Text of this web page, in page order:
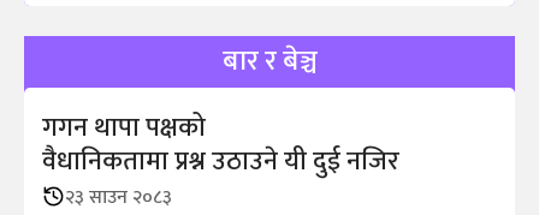
बार र बेञ्च
गगन थापा पक्षको
वैधानिकतामा प्रश्न उठाउने यी दुई नजिर
२३ साउन २०८३